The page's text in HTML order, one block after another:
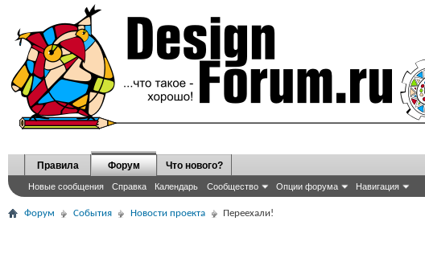
Правила Форум
Новые сообщения Справка Календарь Сообщество Опции форума Навигация
Что нового?
Форум События Новости проекта Переехали!